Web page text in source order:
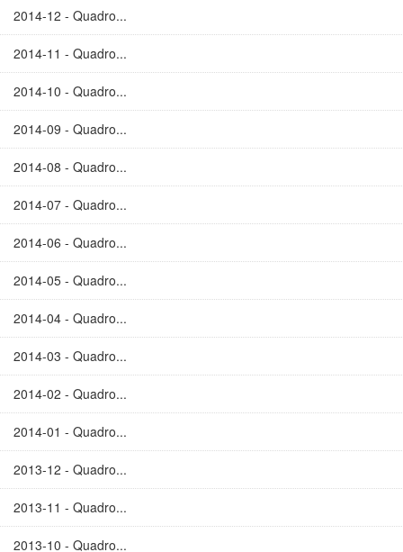
2014-12 - Quadro...
2014-11 - Quadro...
2014-10 - Quadro...
2014-09 - Quadro...
2014-08 - Quadro...
2014-07 - Quadro...
2014-06 - Quadro...
2014-05 - Quadro...
2014-04 - Quadro...
2014-03 - Quadro...
2014-02 - Quadro...
2014-01 - Quadro...
2013-12 - Quadro...
2013-11 - Quadro...
2013-10 - Quadro...